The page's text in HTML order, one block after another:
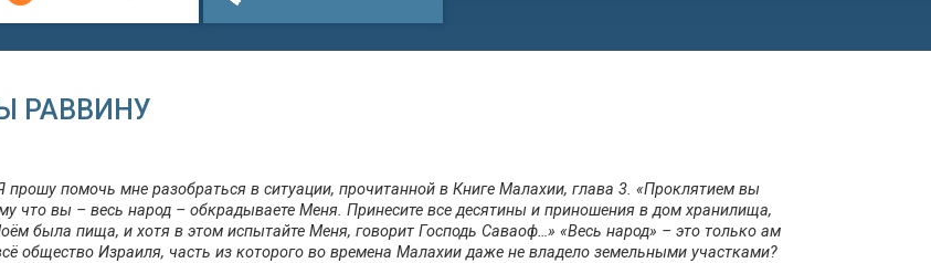
РАВВИНУ
помочь мне разобраться в ситуации, прочитанной в Книге Малахии, глава 3. «Проклятием вы
что вы – весь народ – обкрадываете Меня. Принесите все десятины и приношения в дом хранилища,
была пища, и хотя в этом испытайте Меня, говорит Господь Саваоф…» «Весь народ» – это только ам
общество Израиля, часть из которого во времена Малахии даже не владело земельными участками?